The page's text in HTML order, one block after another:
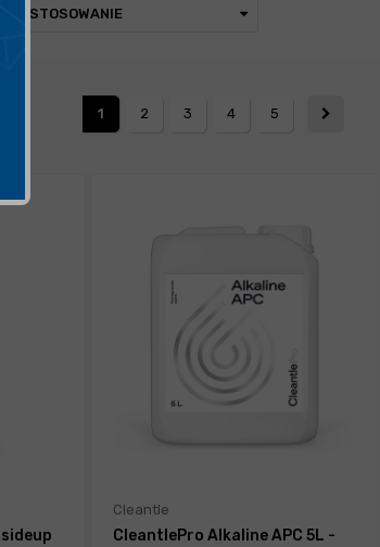
ZASTOSOWANIE
1
2 3 4 5
Cleantle
CleantlePro Alkaline APC 5L -